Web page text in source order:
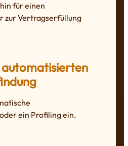
für einen
zur Vertragserfüllung
automatisierten
ein Profiling ein.